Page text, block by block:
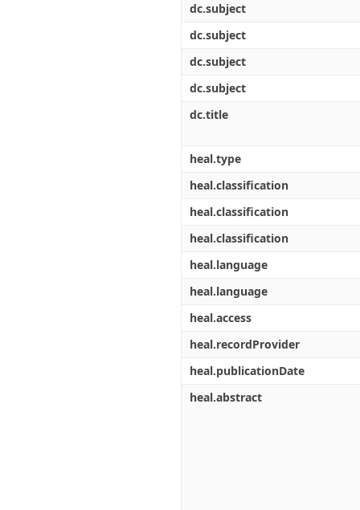
dc.subject
dc.subject
dc.subject
dc.subject
dc.title
heal.type
heal.classification
heal.classification
heal.classification
heal.language
heal.language
heal.access
heal.recordProvider
heal.publicationDate
heal.abstract